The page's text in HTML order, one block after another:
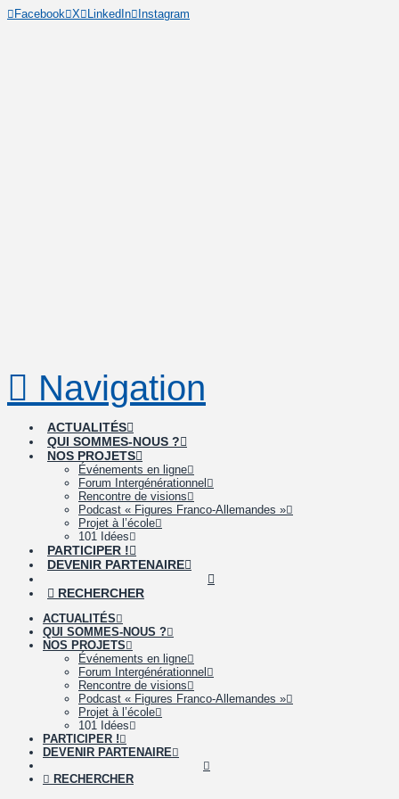
Facebook X LinkedIn Instagram
Navigation
ACTUALITÉS
QUI SOMMES-NOUS ?
NOS PROJETS
Événements en ligne
Forum Intergénérationnel
Rencontre de visions
Podcast « Figures Franco-Allemandes »
Projet à l’école
101 Idées
PARTICIPER !
DEVENIR PARTENAIRE
RECHERCHER
ACTUALITÉS
QUI SOMMES-NOUS ?
NOS PROJETS
Événements en ligne
Forum Intergénérationnel
Rencontre de visions
Podcast « Figures Franco-Allemandes »
Projet à l’école
101 Idées
PARTICIPER !
DEVENIR PARTENAIRE
RECHERCHER